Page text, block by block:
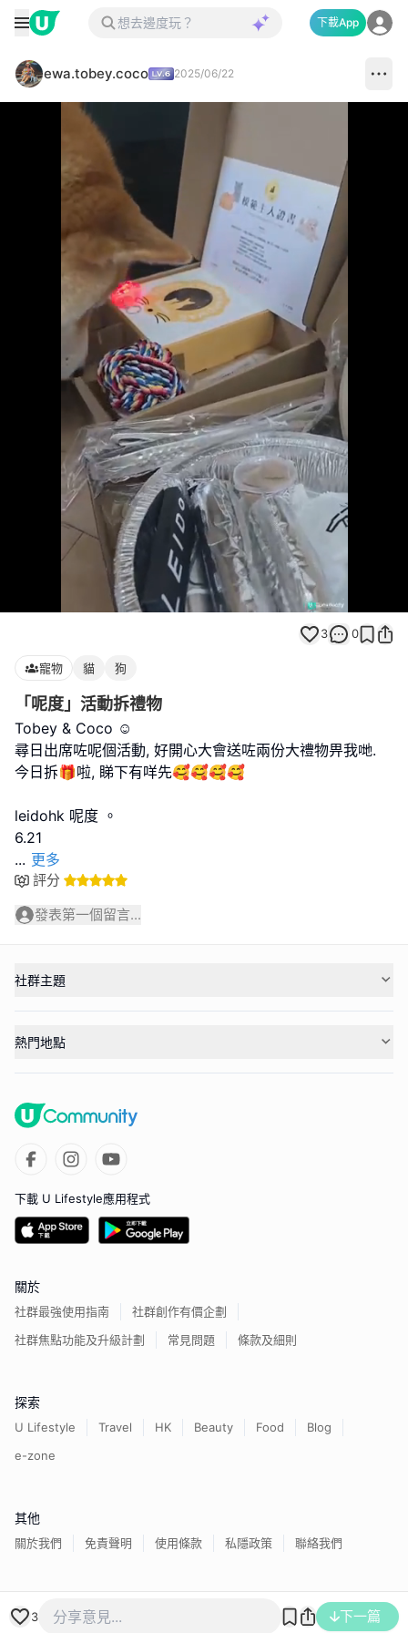
下載App
ewa.tobey.coco 2025/06/22
Loaded
100.00%
3 0
寵物 貓 狗
「呢度」活動拆禮物
Tobey & Coco ☺️
尋日出席咗呢個活動, 好開心大會送咗兩份大禮物畀我哋.
今日拆🎁啦, 睇下有咩先🥰🥰🥰🥰
leidohk 呢度 。
... 更多
評分
發表第一個留言...
3 下一篇
社群主題
熱門地點
下載 U Lifestyle應用程式
關於
社群最強使用指南
社群創作有價企劃
社群焦點功能及升級計劃
常見問題 條款及細則
探索
U Lifestyle Travel HK Beauty Food
Blog
e-zone
其他
關於我們 免責聲明 使用條款 私隱政策 聯絡我們
香港經濟日報版權所有©